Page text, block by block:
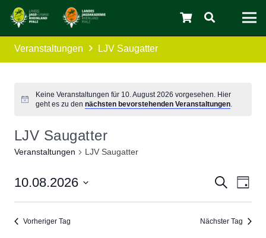
Veranstaltungen LJV Saugatter
Keine Veranstaltungen für 10. August 2026 vorgesehen. Hier
geht es zu den nächsten bevorstehenden Veranstaltungen.
LJV Saugatter
Veranstaltungen LJV Saugatter
Suche
und
Suche
Tag
10.08.2026
Datum
wählen.
Vorheriger Tag Nächster Tag